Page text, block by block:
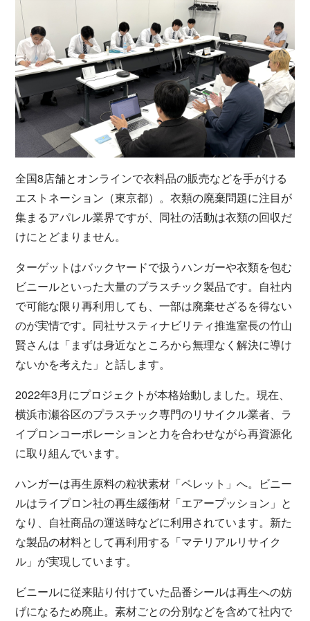
全国8店舗とオンラインで衣料品の販売などを手がける
エストネーション（東京都）。衣類の廃棄問題に注目が
集まるアパレル業界ですが、同社の活動は衣類の回収だ
けにとどまりません。
ターゲットはバックヤードで扱うハンガーや衣類を包む
ビニールといった大量のプラスチック製品です。自社内
で可能な限り再利用しても、一部は廃棄せざるを得ない
のが実情です。同社サスティナビリティ推進室長の竹山
賢さんは「まずは身近なところから無理なく解決に導け
ないかを考えた」と話します。
2022年3月にプロジェクトが本格始動しました。現在、
横浜市瀬谷区のプラスチック専門のリサイクル業者、ラ
イプロンコーポレーションと力を合わせながら再資源化
に取り組んでいます。
ハンガーは再生原料の粒状素材「ペレット」へ。ビニー
ルはライプロン社の再生緩衝材「エアープッション」と
なり、自社商品の運送時などに利用されています。新た
な製品の材料として再利用する「マテリアルリサイク
ル」が実現しています。
ビニールに従来貼り付けていた品番シールは再生への妨
げになるため廃止。素材ごとの分別などを含めて社内で